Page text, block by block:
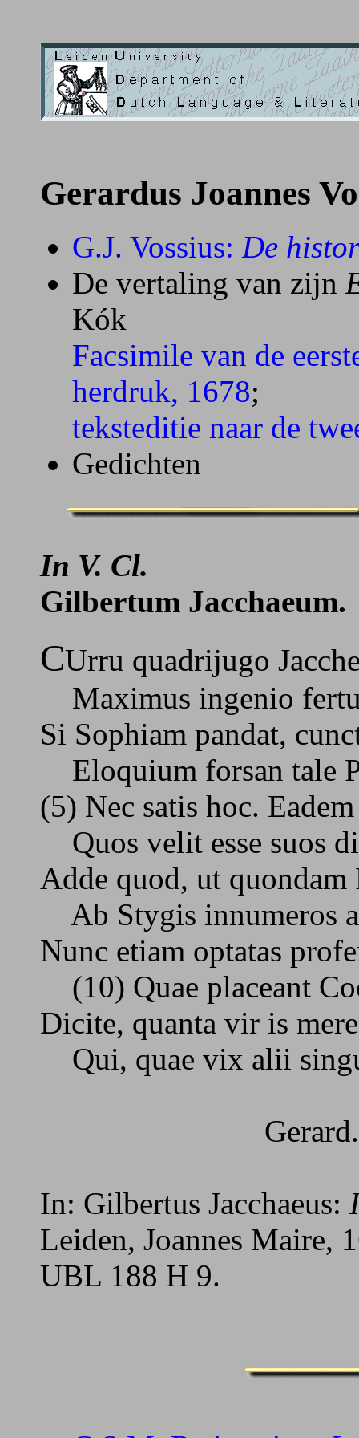
Gerardus Joannes
G.J. Vossius: De
De vertaling van zijn
Kók
Facsimile van de
herdruk, 1678;
teksteditie naar de
Gedichten
In V. Cl.
Gilbertum Jacchaeum.
CUrru quadrijugo
Maximus ingenio
Si Sophiam pandat,
Eloquium forsan tale
(5) Nec satis hoc.
Quos velit esse suos
Adde quod, ut
Ab Stygis innumeros
Nunc etiam optatas
(10) Quae placeant
Dicite, quanta vir is
Qui, quae vix alii
Gerard. Jo.
In: Gilbertus Jacchaeus:
Leiden, Joannes Maire,
UBL 188 H 9.